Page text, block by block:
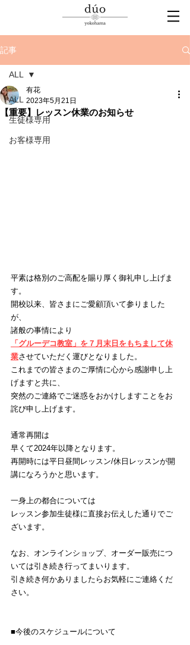
記事
ALL
生徒様専用
お客様専用
ALL
【重要】レッスン休業のお知らせ
有花
2023年5月21日
平素は格別のご高配を賜り厚く御礼申し上げま
す。
開校以来、皆さまにご愛顧頂いて参りました
が、
諸般の事情により
「グルーデコ教室」を７月末日をもちまして休
業させていただく 運びとなりました。
これまでの皆さまのご厚情に心から感謝申し上
げますと共に、
突然のご連絡でご迷惑をおかけしますことをお
詫び申し上げます。
通常再開は
早くて2024年以降となります。
再開時には平日昼間レッスン/休日レッスンが開
講になろうかと思います。
一身上の都合については
レッスン参加生徒様に直接お伝えした通りでご
ざいます。
なお、オンラインショップ、オーダー販売につ
いては引き続き行ってまいります。
引き続き何かありましたらお気軽にご連絡くだ
さい。
■今後のスケジュールについて